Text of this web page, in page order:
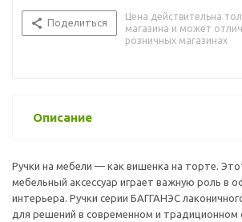
Поделиться
Цена действительна
магазина и может
розничных магазинах
Описание
Ручки на мебели — как вишенка на торте.
мебельный аксессуар играет важную роль в
интерьера. Ручки серии БАГГАНЭС
для решений в современном и традиционном